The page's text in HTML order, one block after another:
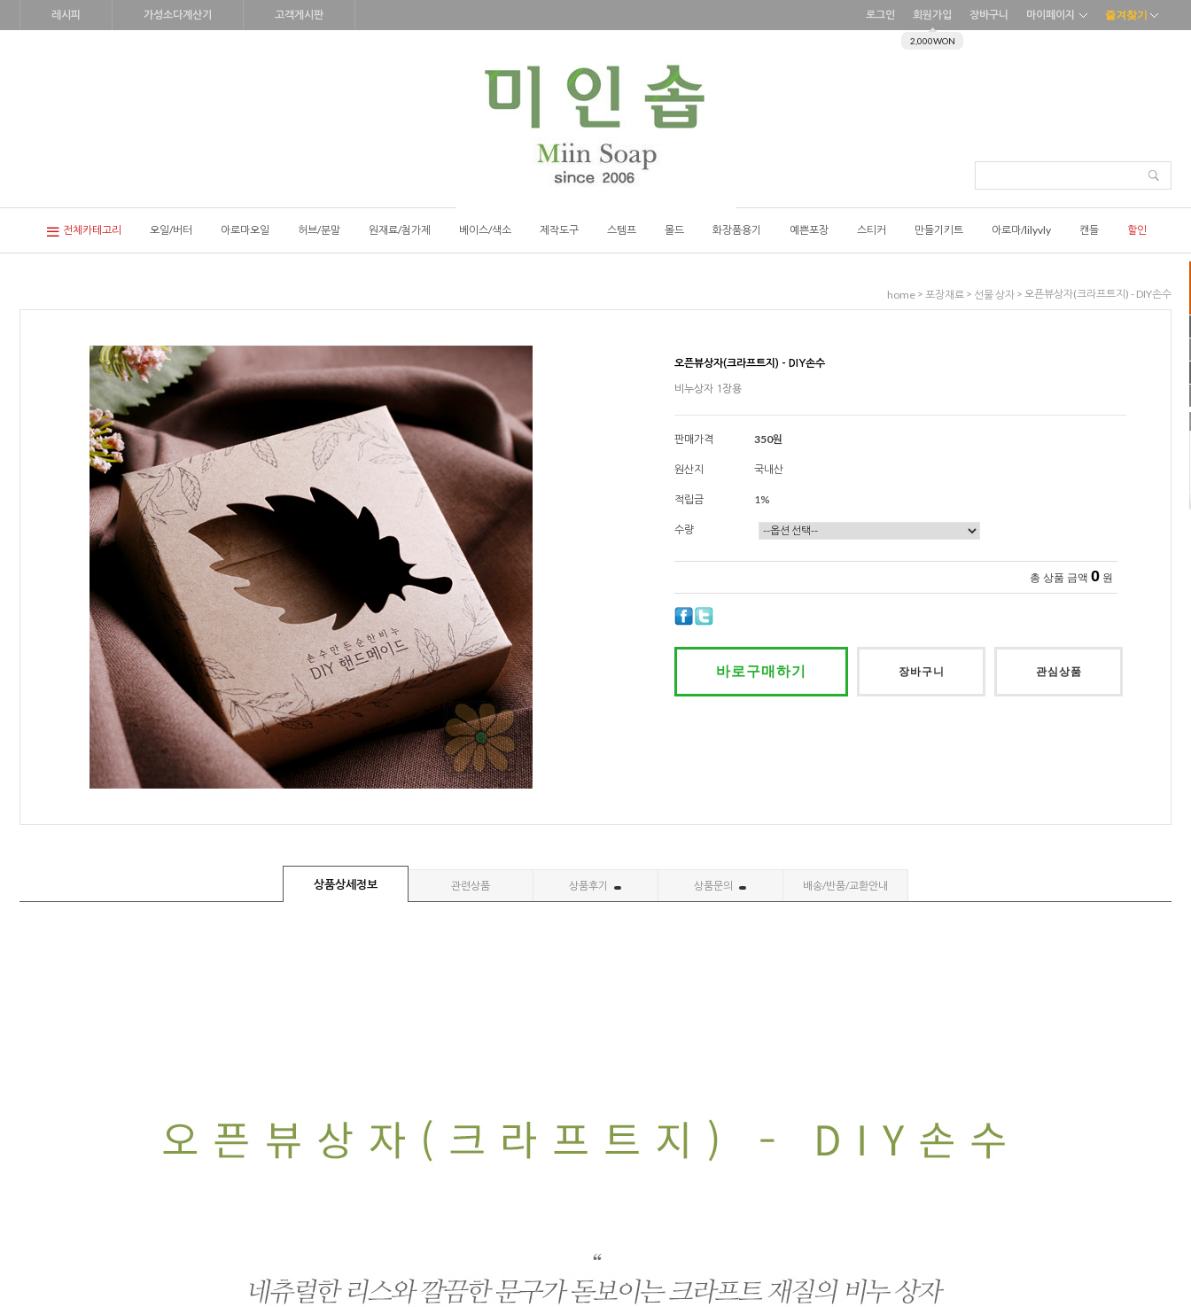
레시피 가성소다계산기 고객게시판 로그인 회원가입
2,000WON
장바구니 마이페이지 즐겨찾기
전체카테고리 오일/버터 아로마오일 허브/분말 원재료/첨가제 베이스/색소 제작도구 스템프 몰드 화장품용기 예쁜포장 스티커 만들기키트 아로마/lilyvly 캔들 할인
home > 포장재료 > 선물 상자 > 오픈뷰상자(크라프트지) - DIY손수
오픈뷰상자(크라프트지) - DIY손수
비누상자 1장용
판매가격 350원
원산지 국내산
적립금 1%
수량
총 상품 금액 0 원
바로구매하기 장바구니 관심상품
상품상세정보 관련상품 상품후기 상품문의 배송/반품/교환안내